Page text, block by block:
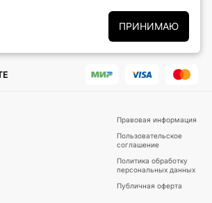
ПРИНИМАЮ
вы соглашаетесь с условиямиПолитики
и даёте своё согласие на их
Правовая информация
Пользовательское
соглашение
Политика обработку
персональных данных
Публичная оферта